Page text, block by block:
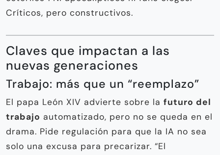
Críticos, pero constructivos.
Claves que impactan a las
nuevas generaciones
Trabajo: más que un “reemplazo”
El papa León XIV advierte sobre la futuro del
trabajo automatizado, pero no se queda en el
drama. Pide regulación para que la IA no sea
solo una excusa para precarizar. “El